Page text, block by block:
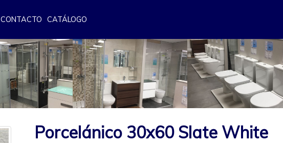
CONTACTO CATÁLOGO
Porcelánico 30x60 Slate White